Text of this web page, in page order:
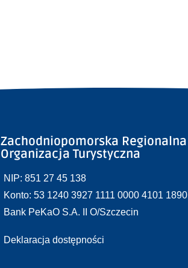
Zachodniopomorska Regionalna
Organizacja Turystyczna
NIP: 851 27 45 138
Konto: 53 1240 3927 1111 0000 4101 1890
Bank PeKaO S.A. II O/Szczecin
Deklaracja dostępności